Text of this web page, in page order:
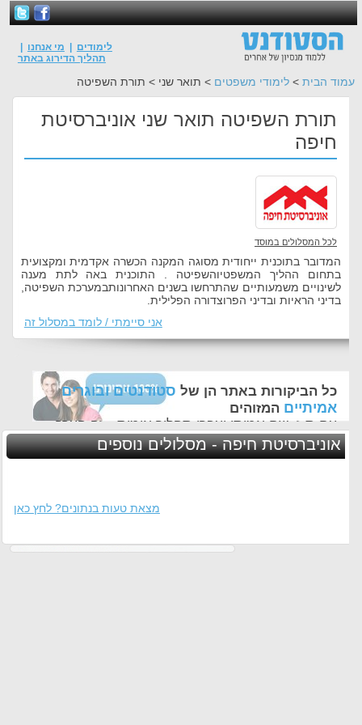
לימודים מי אנחנו
תהליך הדירוג באתר
עמוד הבית > לימודי משפטים > תואר שני > תורת השפיטה
תורת השפיטה תואר שני אוניברסיטת
חיפה
לכל המסלולים במוסד
המדובר בתוכנית ייחודית מסוגה המקנה הכשרה אקדמית ומקצועית
בתחום ההליך המשפטיוהשפיטה . התוכנית באה לתת מענה
לשינויים משמעותיים שהתרחשו בשנים האחרונותבמערכת השפיטה,
בדיני הראיות ובדיני הפרוצדורה הפלילית.
אני סיימתי / לומד במסלול זה
כל הביקורות באתר הן של סטודנטים ובוגרים
אמיתיים המזוהים
עם ת.ז, שם אמיתי ועברו תהליך אימות - זה הערך
החשוב לנו ביותר באתר
אוניברסיטת חיפה - מסלולים נוספים
מצאת טעות בנתונים? לחץ כאן